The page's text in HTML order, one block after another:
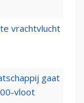
vrachtvlucht
gaat
vloot